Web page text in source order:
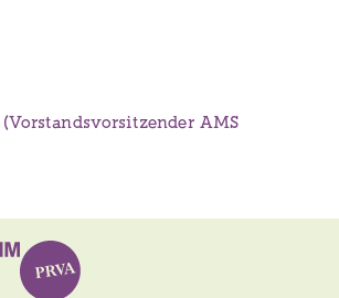
(Vorstandsvorsitzender AMS